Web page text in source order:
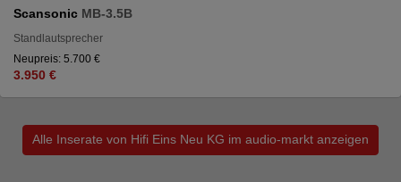
Scansonic MB-3.5B
Standlautsprecher
Neupreis: 5.700 €
3.950 €
Alle Inserate von Hifi Eins Neu KG im audio-markt anzeigen